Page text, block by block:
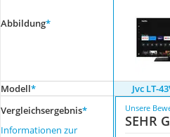
Abbildung*
Modell* Jvc LT-
Vergleichsergebnis*
Informationen zur
Unsere
SEHR